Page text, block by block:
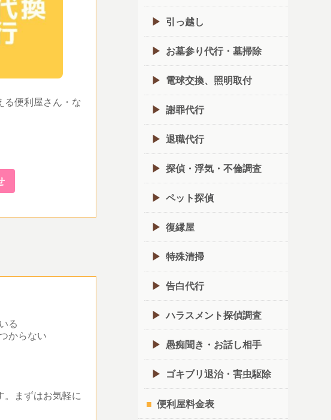
る便利屋さん・な
る
からない
。まずはお気軽に
引っ越し
お墓参り代行・墓掃除
電球交換、照明取付
謝罪代行
退職代行
探偵・浮気・不倫調査
ペット探偵
復縁屋
特殊清掃
告白代行
ハラスメント探偵調査
愚痴聞き・お話し相手
ゴキブリ退治・害虫駆除
便利屋料金表